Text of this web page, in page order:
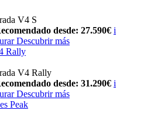
V4 S
desde: 27.590€ i
Descubrir más
Rally
V4 Rally
desde: 31.290€ i
Descubrir más
Peak